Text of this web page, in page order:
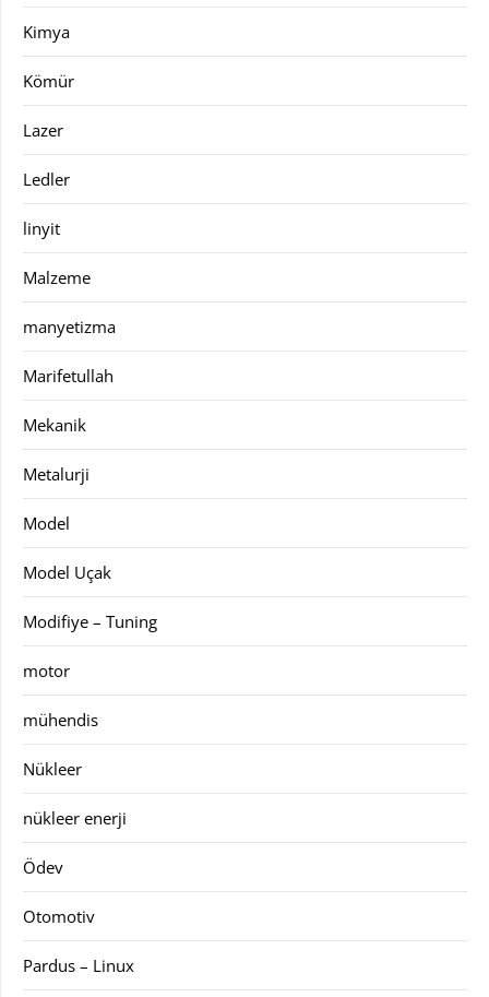
Kimya
Kömür
Lazer
Ledler
linyit
Malzeme
manyetizma
Marifetullah
Mekanik
Metalurji
Model
Model Uçak
Modifiye – Tuning
motor
mühendis
Nükleer
nükleer enerji
Ödev
Otomotiv
Pardus – Linux